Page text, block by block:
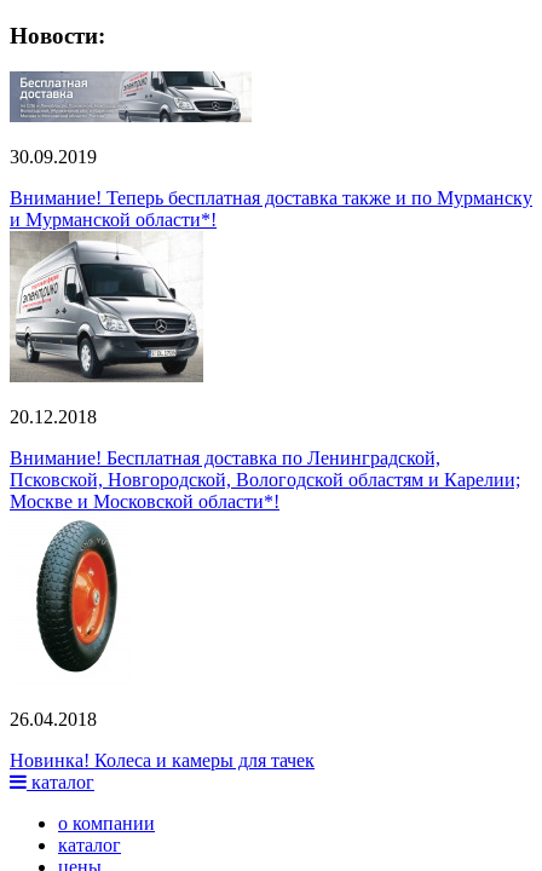
Новости:
30.09.2019
Внимание! Теперь бесплатная доставка также и по Мурманску
и Мурманской области*!
20.12.2018
Внимание! Бесплатная доставка по Ленинградской,
Псковской, Новгородской, Вологодской областям и Карелии;
Москве и Московской области*!
26.04.2018
Новинка! Колеса и камеры для тачек
каталог
о компании
каталог